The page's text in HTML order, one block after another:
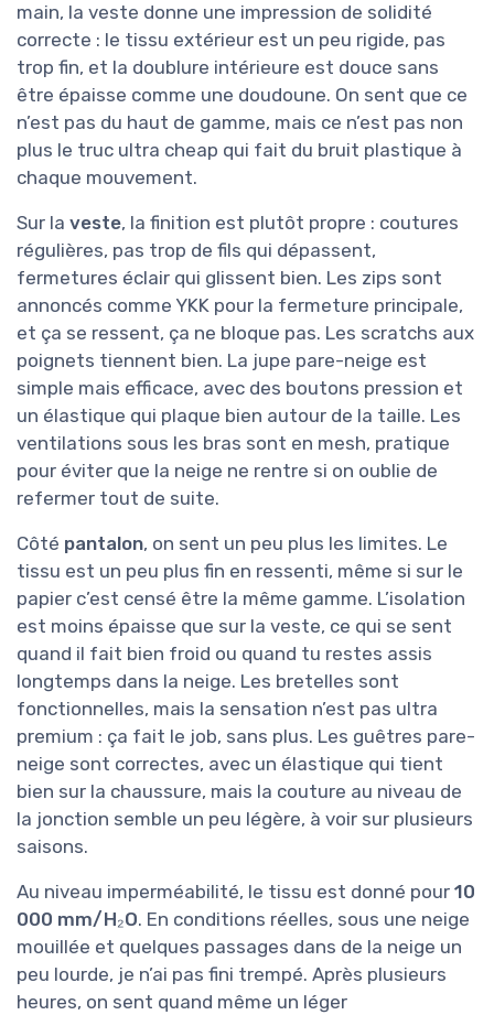
main, la veste donne une impression de solidité
correcte : le tissu extérieur est un peu rigide, pas
trop fin, et la doublure intérieure est douce sans
être épaisse comme une doudoune. On sent que ce
n’est pas du haut de gamme, mais ce n’est pas non
plus le truc ultra cheap qui fait du bruit plastique à
chaque mouvement.
Sur la veste, la finition est plutôt propre : coutures
régulières, pas trop de fils qui dépassent,
fermetures éclair qui glissent bien. Les zips sont
annoncés comme YKK pour la fermeture principale,
et ça se ressent, ça ne bloque pas. Les scratchs aux
poignets tiennent bien. La jupe pare-neige est
simple mais efficace, avec des boutons pression et
un élastique qui plaque bien autour de la taille. Les
ventilations sous les bras sont en mesh, pratique
pour éviter que la neige ne rentre si on oublie de
refermer tout de suite.
Côté pantalon, on sent un peu plus les limites. Le
tissu est un peu plus fin en ressenti, même si sur le
papier c’est censé être la même gamme. L’isolation
est moins épaisse que sur la veste, ce qui se sent
quand il fait bien froid ou quand tu restes assis
longtemps dans la neige. Les bretelles sont
fonctionnelles, mais la sensation n’est pas ultra
premium : ça fait le job, sans plus. Les guêtres pare-
neige sont correctes, avec un élastique qui tient
bien sur la chaussure, mais la couture au niveau de
la jonction semble un peu légère, à voir sur plusieurs
saisons.
Au niveau imperméabilité, le tissu est donné pour 10
000 mm/H₂O. En conditions réelles, sous une neige
mouillée et quelques passages dans de la neige un
peu lourde, je n’ai pas fini trempé. Après plusieurs
heures, on sent quand même un léger